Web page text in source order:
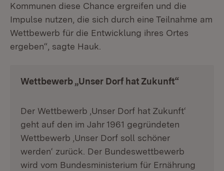
Kommunen diese Chance ergreifen und die
Impulse nutzen, die sich durch eine Teilnahme am
Wettbewerb für die Entwicklung ihres Ortes
ergeben“, sagte Hauk.
Wettbewerb „Unser Dorf hat Zukunft“
Der Wettbewerb ‚Unser Dorf hat Zukunft‘
geht auf den im Jahr 1961 gegründeten
Wettbewerb ‚Unser Dorf soll schöner
werden‘ zurück. Der Bundeswettbewerb
wird vom Bundesministerium für Ernährung